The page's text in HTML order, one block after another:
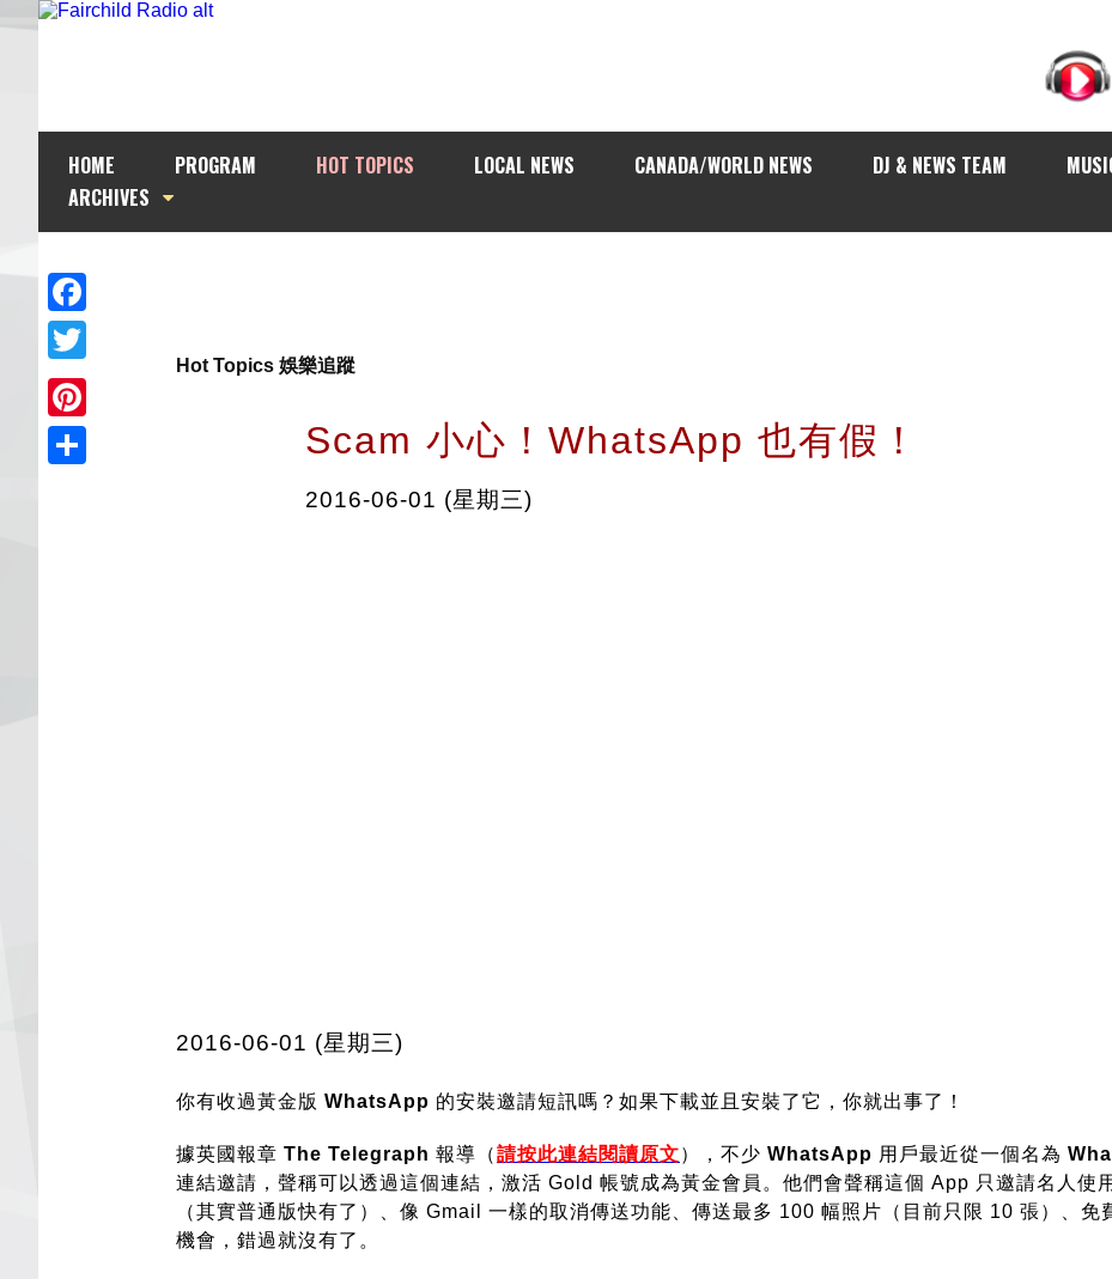
HOME PROGRAM HOT TOPICS LOCAL NEWS CANADA/WORLD NEWS DJ & NEWS TEAM
ARCHIVES
Facebook
Twitter
Pinterest
Hot Topics 娛樂追蹤
Scam 小心！WhatsApp 也有假！
2016-06-01 (星期三)
2016-06-01 (星期三)
你有收過黃金版 WhatsApp 的安裝邀請短訊嗎？如果下載並且安裝了它，你就出事了！
據英國報章 The Telegraph 報導（請按此連結閱讀原文），不少 WhatsApp 用戶最近從一個名為
連結邀請，聲稱可以透過這個連結，激活 Gold 帳號成為黃金會員。他們會聲稱這個 App 只邀請名人使
（其實普通版快有了）、像 Gmail 一樣的取消傳送功能、傳送最多 100 幅照片（目前只限 10 張）、
機會，錯過就沒有了。